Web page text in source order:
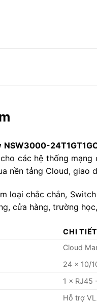
NSW3000-
các hệ thống mạng
nền tảng Cloud, giao
loại chắc chắn,
cửa hàng, trường
CHI TIẾT
Cloud
24 × 10/
1 × RJ45
Hỗ trợ